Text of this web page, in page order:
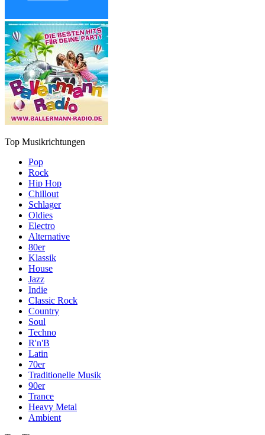
Top Musikrichtungen
Pop
Rock
Hip Hop
Chillout
Schlager
Oldies
Electro
Alternative
80er
Klassik
House
Jazz
Indie
Classic Rock
Country
Soul
Techno
R'n'B
Latin
70er
Traditionelle Musik
90er
Trance
Heavy Metal
Ambient